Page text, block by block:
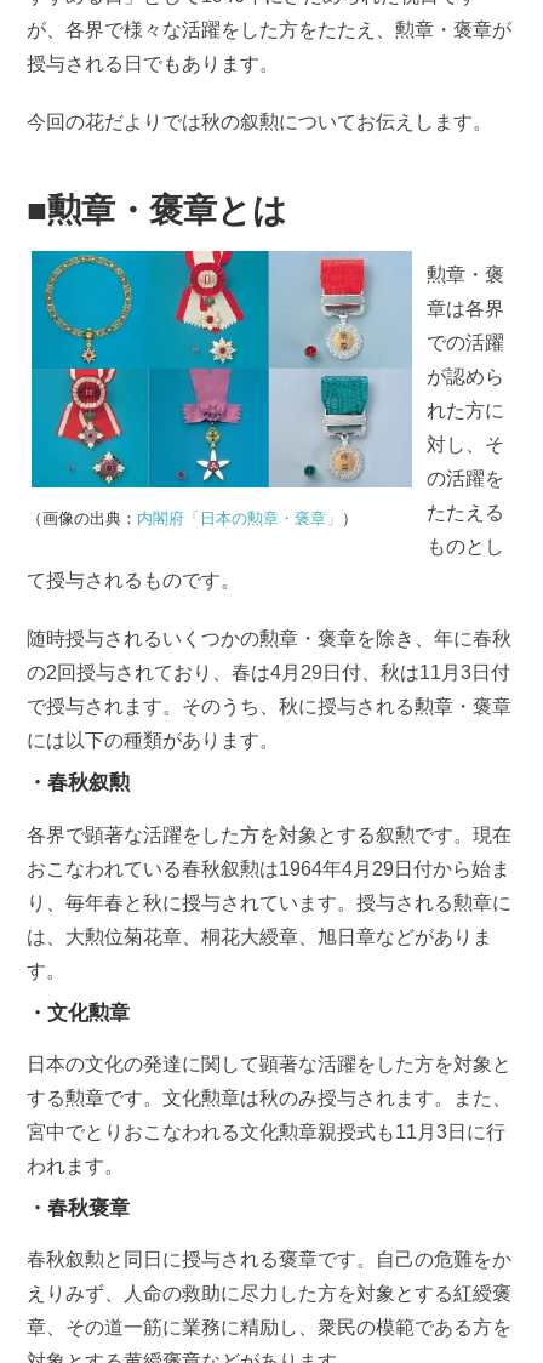
が、各界で様々な活躍をした方をたたえ、勲章・褒章が
授与される日でもあります。
今回の花だよりでは秋の叙勲についてお伝えします。
■勲章・褒章とは
（画像の出典： 内閣府「日本の勲章・褒章」 ）
勲章・褒
章は各界
での活躍
が認めら
れた方に
対し、そ
の活躍を
たたえる
ものとし
て授与されるものです。
随時授与されるいくつかの勲章・褒章を除き、年に春秋
の2回授与されており、春は4月29日付、秋は11月3日付
で授与されます。そのうち、秋に授与される勲章・褒章
には以下の種類があります。
・春秋叙勲
各界で顕著な活躍をした方を対象とする叙勲です。現在
おこなわれている春秋叙勲は1964年4月29日付から始ま
り、毎年春と秋に授与されています。授与される勲章に
は、大勲位菊花章、桐花大綬章、旭日章などがありま
す。
・文化勲章
日本の文化の発達に関して顕著な活躍をした方を対象と
する勲章です。文化勲章は秋のみ授与されます。また、
宮中でとりおこなわれる文化勲章親授式も11月3日に行
われます。
・春秋褒章
春秋叙勲と同日に授与される褒章です。自己の危難をか
えりみず、人命の救助に尽力した方を対象とする紅綬褒
章、その道一筋に業務に精励し、衆民の模範である方を